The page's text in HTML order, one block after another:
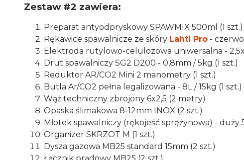
Zestaw #2 zawiera:
Preparat antyodpryskowy SPAWMIX 500ml (1 szt.)
Rękawice spawalnicze ze skóry Lahti Pro -
Elektroda rutylowo-celulozowa uniwersalna -
Drut spawalniczy SG2 D200 - 0,8mm / 5kg (1 szt.)
Reduktor AR/CO2 Mini 2 manometry (1 szt.)
Butla Ar/CO2 pełna legalizowana - 8L / 15kg (1 szt.)
Wąż techniczny zbrojony 6x2,5 (2 metry)
Opaska ślimakowa 8-12mm INOX (2 szt.)
Młotek spawalniczy (rękojeść sprężynowa) - duży
Organizer SKRZOT M (1 szt.)
Dysza gazowa MB25 standard 15mm (2 szt.)